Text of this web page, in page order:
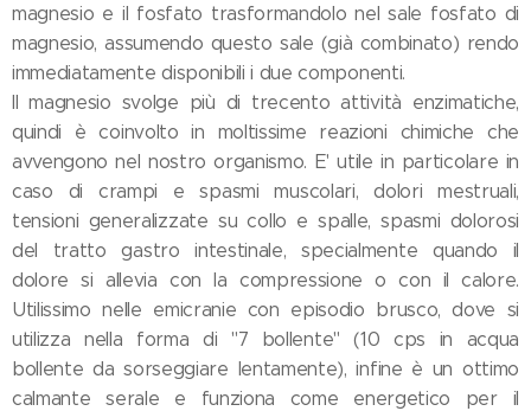
magnesio e il fosfato trasformandolo nel sale fosfato di
magnesio, assumendo questo sale (già combinato) rendo
immediatamente disponibili i due componenti.
Il magnesio svolge più di trecento attività enzimatiche,
quindi è coinvolto in moltissime reazioni chimiche che
avvengono nel nostro organismo. E' utile in particolare in
caso di crampi e spasmi muscolari, dolori mestruali,
tensioni generalizzate su collo e spalle, spasmi dolorosi
del tratto gastro intestinale, specialmente quando il
dolore si allevia con la compressione o con il calore.
Utilissimo nelle emicranie con episodio brusco, dove si
utilizza nella forma di "7 bollente" (10 cps in acqua
bollente da sorseggiare lentamente), infine è un ottimo
calmante serale e funziona come energetico per il